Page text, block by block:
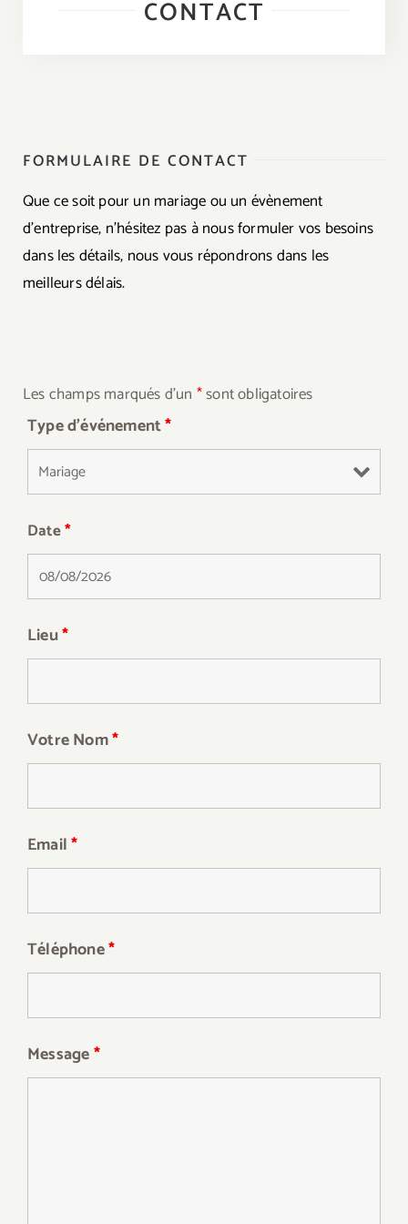
CONTACT
FORMULAIRE DE CONTACT
Que ce soit pour un mariage ou un évènement
d’entreprise, n’hésitez pas à nous formuler vos besoins
dans les détails, nous vous répondrons dans les
meilleurs délais.
Les champs marqués d’un *sont obligatoires
Type d'événement*
Date*
Lieu*
Votre Nom*
Email*
Téléphone*
Message*